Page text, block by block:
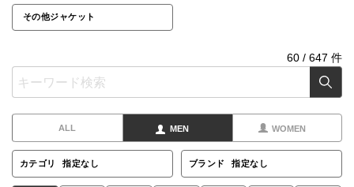
その他ジャケット
60 / 647 件
ALL MEN WOMEN
カテゴリ 指定なし ブランド 指定なし